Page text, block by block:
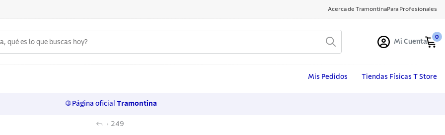
Acerca de TramontinaPara Profesionales
Mi Cuenta
0
Mis Pedidos Tiendas Físicas T Store
🌐 Página oficial Tramontina
249